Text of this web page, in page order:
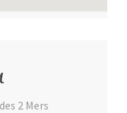
2 Mers